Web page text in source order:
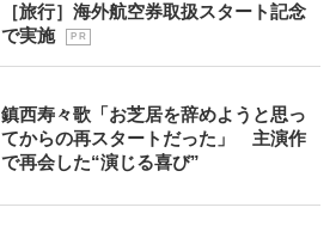
［旅行］海外航空券取扱スタート記念
で実施
P R
鎮西寿々歌「お芝居を辞めようと思っ
てからの再スタートだった」 主演作
で再会した“演じる喜び”